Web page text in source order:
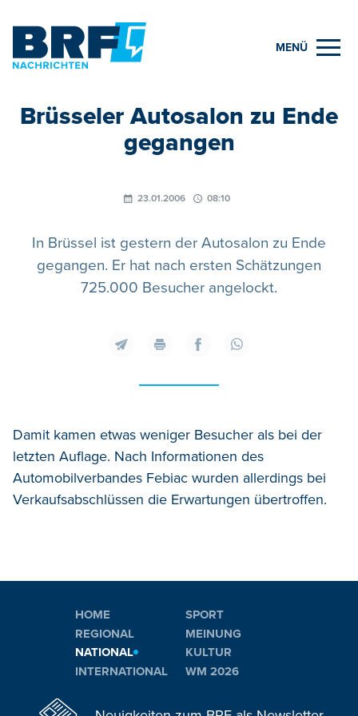
MENÜ
Brüsseler Autosalon zu Ende
gegangen
23.01.2006 08:10
In Brüssel ist gestern der Autosalon zu Ende
gegangen. Er hat nach ersten Schätzungen
725.000 Besucher angelockt.
Damit kamen etwas weniger Besucher als bei der
letzten Auflage. Nach Informationen des
Automobilverbandes Febiac wurden allerdings bei
Verkaufsabschlüssen die Erwartungen übertroffen.
HOME
REGIONAL
NATIONAL
INTERNATIONAL
SPORT
MEINUNG
KULTUR
WM 2026